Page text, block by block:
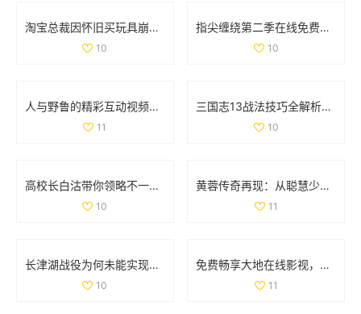
淘宝总裁因怀旧买玩具崩溃哭泣引发热议
10
指尖缠绕第二季在线免费观看，感受爱情与命运的交织
10
人与野鲁的精彩互动视频完整版分享与讨论
11
三国志13战法技巧全解析：全面掌握战法使用策略与方法
10
高校长白沽带你领略不一样的校园人生与冒险之旅
10
黄蓉传奇再现：从聪慧少女到武林女侠的成长之路
11
长津湖战役为何未能实现全歼敌军的深度解析
10
免费畅享大地在线影视，随时随地观看热门影片
11